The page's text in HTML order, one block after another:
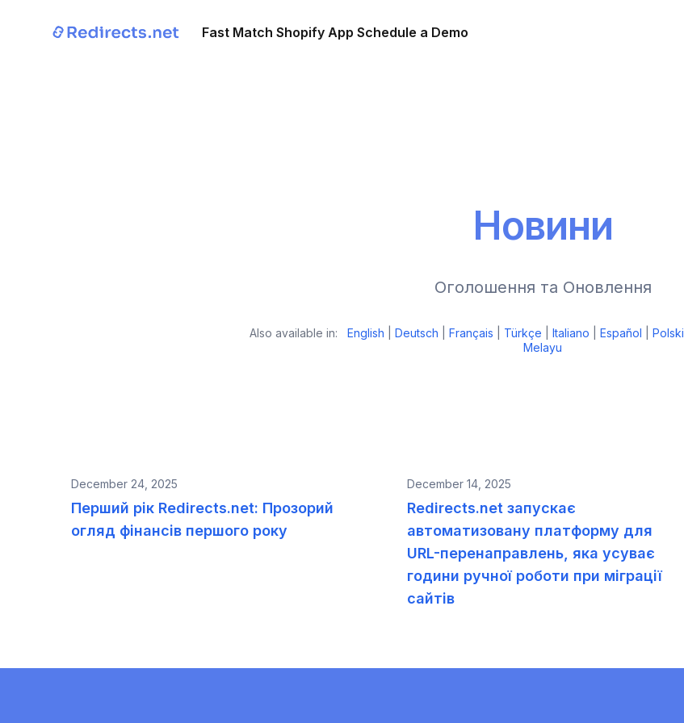
Fast Match Shopify App Schedule a Demo
Новини
Оголошення та Оновлення
Also available in: English Deutsch Français Türkçe Italiano Español Polski
Melayu
December 24, 2025
Перший рік Redirects.net: Прозорий
огляд фінансів першого року
December 14, 2025
Redirects.net запускає
автоматизовану платформу для
URL-перенаправлень, яка усуває
години ручної роботи при міграції
сайтів